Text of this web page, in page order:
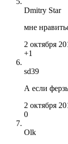
Dmitry Star
мне
2 октября
+1
sd39
А если
2 октября
0
Olk